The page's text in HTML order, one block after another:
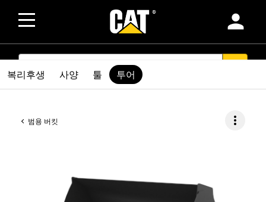
person
SEARCH
범용 버킷 more_vert
복리후생 사양 툴 투어